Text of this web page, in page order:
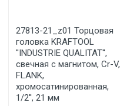
27813-21_z01 Торцовая
головка KRAFTOOL
''INDUSTRIE QUALITAT'',
свечная с магнитом, Cr-V,
FLANK,
хромосатинированная,
1/2'', 21 мм